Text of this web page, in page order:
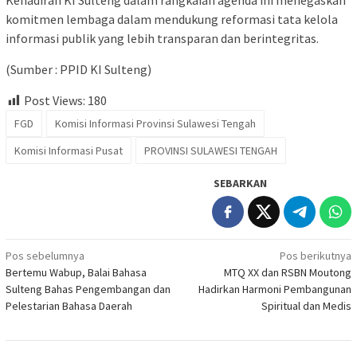
komitmen lembaga dalam mendukung reformasi tata kelola
informasi publik yang lebih transparan dan berintegritas.
(Sumber : PPID KI Sulteng)
Post Views: 180
FGD
Komisi Informasi Provinsi Sulawesi Tengah
Komisi Informasi Pusat
PROVINSI SULAWESI TENGAH
SEBARKAN
Navigasi
pos
Pos sebelumnya
Bertemu Wabup, Balai Bahasa
Sulteng Bahas Pengembangan dan
Pelestarian Bahasa Daerah
Pos berikutnya
MTQ XX dan RSBN Moutong
Hadirkan Harmoni Pembangunan
Spiritual dan Medis